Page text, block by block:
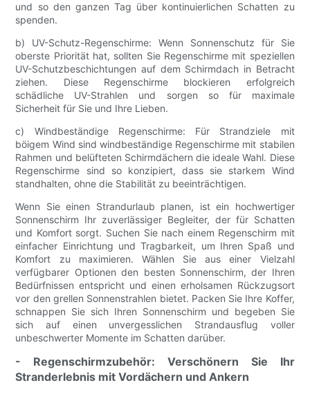
und so den ganzen Tag über kontinuierlichen Schatten zu
spenden.
b) UV-Schutz-Regenschirme: Wenn Sonnenschutz für Sie
oberste Priorität hat, sollten Sie Regenschirme mit speziellen
UV-Schutzbeschichtungen auf dem Schirmdach in Betracht
ziehen. Diese Regenschirme blockieren erfolgreich
schädliche UV-Strahlen und sorgen so für maximale
Sicherheit für Sie und Ihre Lieben.
c) Windbeständige Regenschirme: Für Strandziele mit
böigem Wind sind windbeständige Regenschirme mit stabilen
Rahmen und belüfteten Schirmdächern die ideale Wahl. Diese
Regenschirme sind so konzipiert, dass sie starkem Wind
standhalten, ohne die Stabilität zu beeinträchtigen.
Wenn Sie einen Strandurlaub planen, ist ein hochwertiger
Sonnenschirm Ihr zuverlässiger Begleiter, der für Schatten
und Komfort sorgt. Suchen Sie nach einem Regenschirm mit
einfacher Einrichtung und Tragbarkeit, um Ihren Spaß und
Komfort zu maximieren. Wählen Sie aus einer Vielzahl
verfügbarer Optionen den besten Sonnenschirm, der Ihren
Bedürfnissen entspricht und einen erholsamen Rückzugsort
vor den grellen Sonnenstrahlen bietet. Packen Sie Ihre Koffer,
schnappen Sie sich Ihren Sonnenschirm und begeben Sie
sich auf einen unvergesslichen Strandausflug voller
unbeschwerter Momente im Schatten darüber.
- Regenschirmzubehör: Verschönern Sie Ihr
Stranderlebnis mit Vordächern und Ankern